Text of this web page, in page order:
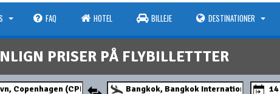
FAQ HOTEL BILLEJE DESTINATIONER
PRISER PÅ FLYBILLETTTER